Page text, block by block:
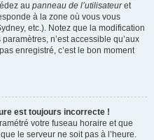
au panneau de l’utilisateuret
à la zone où vous vous
etc.). Notez que la modification
n’est accessible qu’aux
enregistré, c’est le bon moment
est toujours incorrecte !
votre fuseau horaire et que
le serveur ne soit pas à l’heure.